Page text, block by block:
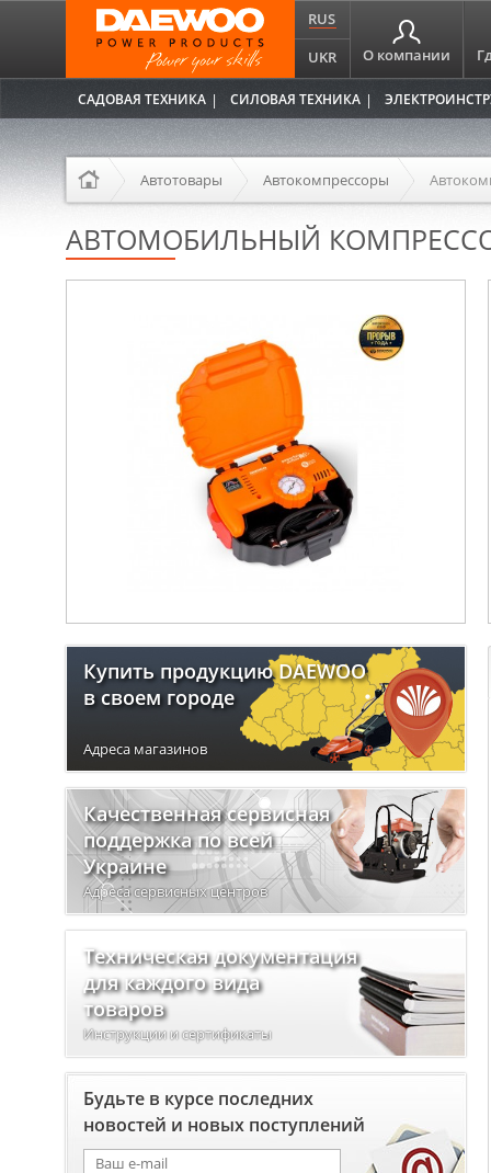
RUS
UKR
О компании
САДОВАЯ ТЕХНИКА СИЛОВАЯ ТЕХНИКА
Автотовары Автокомпрессоры
АВТОМОБИЛЬНЫЙ КОМПРЕССОР
Купить продукцию DAEWOO
в своем городе
Адреса магазинов
Качественная сервисная
поддержка по всей
Украине
Адреса сервисных центров
Техническая документация
для каждого вида
товаров
Инструкции и сертификаты
Будьте в курсе последних
новостей и новых поступлений